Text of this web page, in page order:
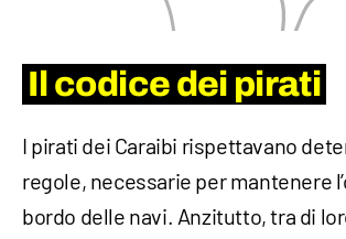
Il codice dei pirati
I pirati dei Caraibi rispettavano
regole, necessarie per mantenere
bordo delle navi. Anzitutto, tra di